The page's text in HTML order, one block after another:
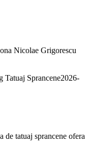
Nicolae Grigorescu
Tatuaj Sprancene2026-
de tatuaj sprancene ofera